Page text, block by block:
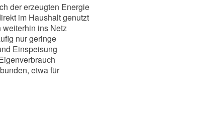
der erzeugten Energie
im Haushalt genutzt
weiterhin ins Netz
nur geringe
Einspeisung
etwa für